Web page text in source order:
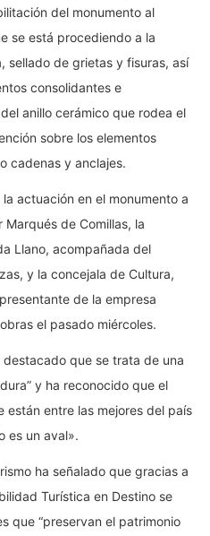
del monumento al
se está procediendo a la
sellado de grietas y fisuras, así
consolidantes e
anillo cerámico que rodea el
sobre los elementos
cadenas y anclajes.
actuación en el monumento a
de Comillas, la
Llano, acompañada del
y la concejala de Cultura,
de la empresa
el pasado miércoles.
que se trata de una
y ha reconocido que el
están entre las mejores del país
es un aval».
ha señalado que gracias a
Turística en Destino se
que “preservan el patrimonio